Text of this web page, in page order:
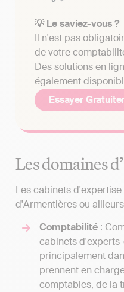
💡 Le saviez-vous ?
Il n'est pas
de votre
Des solutions en
également
Essayer
Les domaines
Les cabinets
d'Armentières ou
Comptabilité :
cabinets
principalement
prennent en
comptables, de la